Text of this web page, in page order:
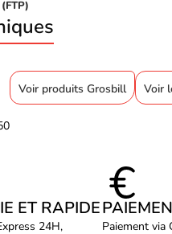
Voir produits Grosbill Voir
ET RAPIDE
24H,
Paiement via